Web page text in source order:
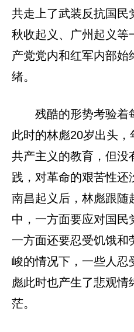
共走上了武装反抗国民
秋收起义、广州起义等
产党党内和红军内部始
绪。
残酷的形势考验着
此时的林彪20岁出头
共产主义的教育，但没
践，对革命的艰苦性还
南昌起义后，林彪跟随
中，一方面要应对国民
一方面还要忍受饥饿和
峻的情况下，一些人忍
彪此时也产生了悲观
茫。